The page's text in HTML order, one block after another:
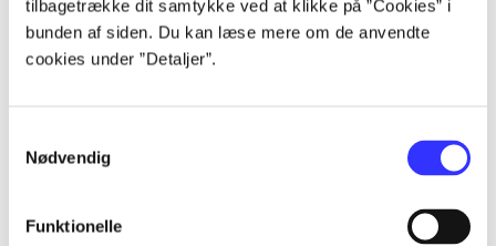
tilbagetrække dit samtykke ved at klikke på ”Cookies” i
bunden af siden. Du kan læse mere om de anvendte
cookies under ”Detaljer”.
Nødvendig
Funktionelle